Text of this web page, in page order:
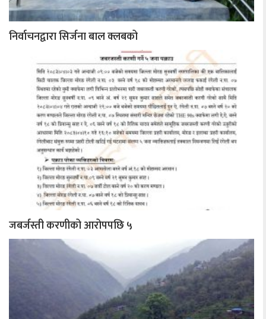
निर्वाचनद्वारा सिर्जना बाल क्लबको
जबर्जस्ती करणीको आरोपपछि ५